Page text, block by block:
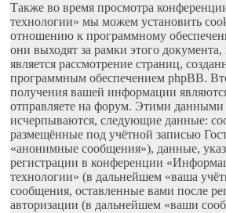
Также во время просмотра
технологии» мы можем установить
отношению к программному
они выходят за рамки этого
является рассмотрение страниц,
программным обеспечением phpBB.
получения вашей информации
отправляете на форум. Этими
исчерпываются, следующие данные:
размещённые под учётной записью
«анонимные сообщения»), данные,
регистрации в конференции
технологии» (в дальнейшем «ваша
сообщения, оставленные вами после
авторизации (в дальнейшем «ваши